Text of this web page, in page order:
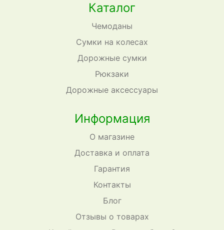
Каталог
Чемоданы
Сумки на колесах
Дорожные сумки
Рюкзаки
Дорожные аксессуары
Информация
О магазине
Доставка и оплата
Гарантия
Контакты
Блог
Отзывы о товарах